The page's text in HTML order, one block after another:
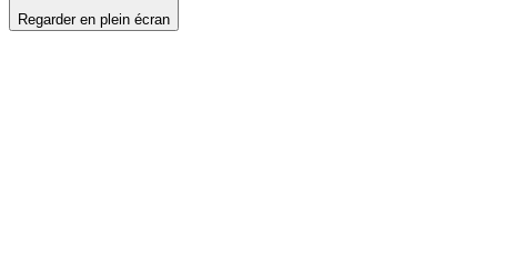
Regarder en plein écran